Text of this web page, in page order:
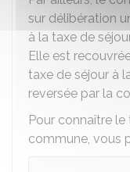
sur délibération
à la taxe de
Elle est
taxe de séjour à
reversée par la
Pour connaître
commune, vous